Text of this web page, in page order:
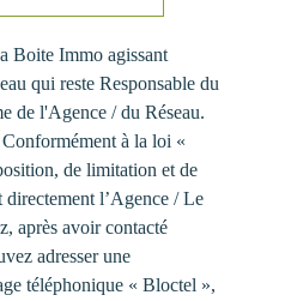
Boite Immo agissant
qui reste Responsable du
de l'Agence / du Réseau.
Conformément à la loi «
de limitation et de
directement l’Agence / Le
après avoir contacté
adresser une
téléphonique « Bloctel »,